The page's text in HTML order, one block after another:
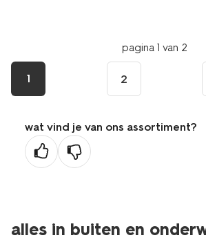
pagina 1 van 2
1 2
wat vind je van ons assortiment?
alles in buiten en